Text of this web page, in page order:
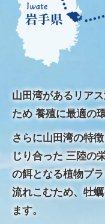
山田湾があるリア
ため 養殖に最適の
さらに山田湾の特
じり合った 三陸の
の餌となる植物プ
流れこむため、牡
ます。